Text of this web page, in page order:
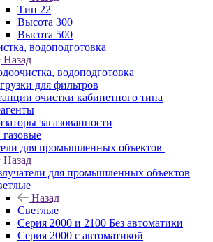
Тип 22
Высота 300
Высота 500
водоподготовка
Назад
водоподготовка
для фильтров
очистки кабинетного типа
загазованности
газовые
для промышленных объектов
Назад
для промышленных объектов
Назад
Светлые
Серия 2000 и 2100 Без автоматики
Серия 2000 с автоматикой